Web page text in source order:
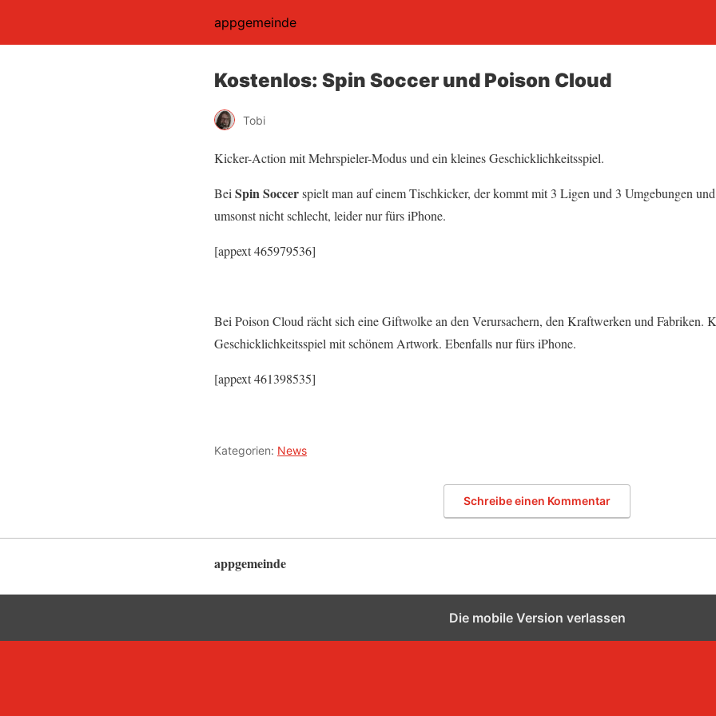
appgemeinde
Kostenlos: Spin Soccer und Poison Cloud
Tobi
Kicker-Action mit Mehrspieler-Modus und ein kleines Geschicklichkeitsspiel.
Bei Spin Soccerspielt man auf einem Tischkicker, der kommt mit 3 Ligen und 3 Umgebungen
umsonst nicht schlecht, leider nur fürs iPhone.
[appext 465979536]
Bei Poison Cloud rächt sich eine Giftwolke an den Verursachern, den Kraftwerken und Fabriken.
Geschicklichkeitsspiel mit schönem Artwork. Ebenfalls nur fürs iPhone.
[appext 461398535]
Kategorien: News
Schreibe einen Kommentar
appgemeinde
Die mobile Version verlassen